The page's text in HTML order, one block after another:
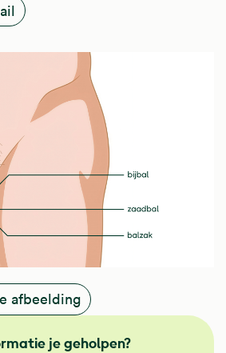
afbeelding
je geholpen?